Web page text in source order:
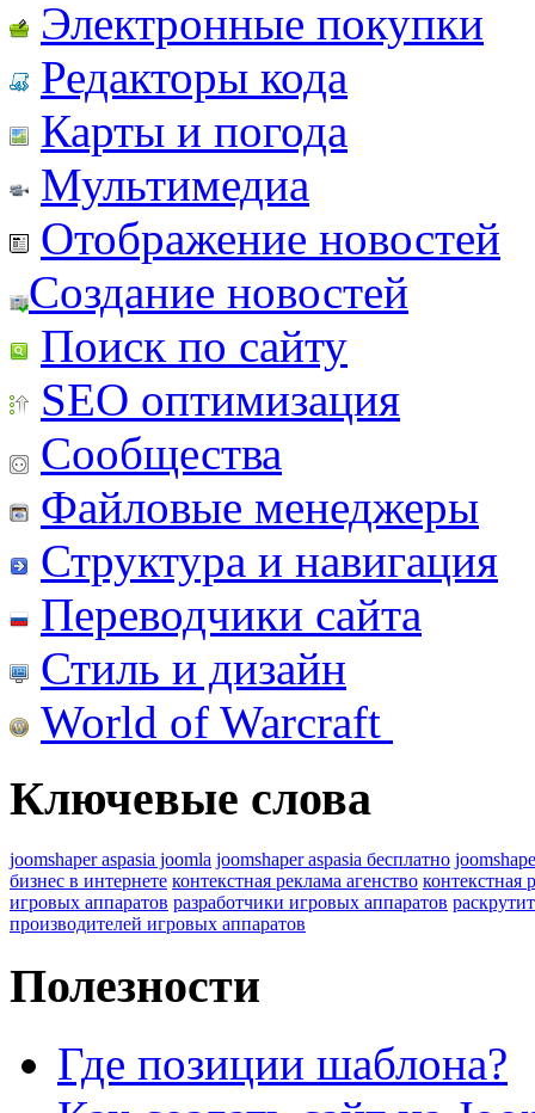
Электронные покупки
Редакторы кода
Карты и погода
Мультимедиа
Отображение новостей
Создание новостей
Поиск по сайту
SEO оптимизация
Сообщества
Файловые менеджеры
Структура и навигация
Переводчики сайта
Стиль и дизайн
World of Warcraft
Ключевые слова
joomshaper aspasia joomla joomshaper aspasia бесплатно
бизнес в интернете контекстная реклама агенство контекстная
игровых аппаратов разработчики игровых аппаратов
производителей игровых аппаратов
Полезности
Где позиции шаблона?